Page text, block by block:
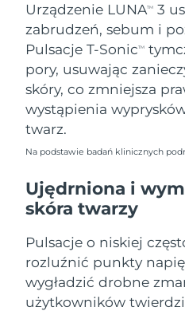
Urządzenie LUNATM
3
zabrudzeń, sebum i
Pulsacje T-SonicTM
pory, usuwając
skóry, co zmniejsza
wystąpienia
twarz.
Na podstawie badań klinicznych
Ujędrniona i
skóra twarzy
Pulsacje o niskiej
rozluźnić punkty
wygładzić drobne
użytkowników
Jersey
Kazachstan
Kuwejt
Liban
Litwa
Luksemburg